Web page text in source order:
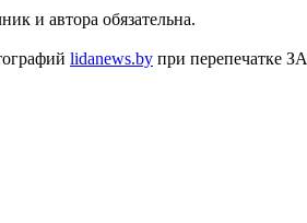
и автора обязательна.
lidanews.by при перепечатке